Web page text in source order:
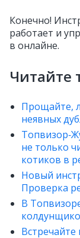
Конечно!
работает и
в онлайне.
Читайте
Прощайте,
неявных
не только
котиков в
Новый
Проверка
В